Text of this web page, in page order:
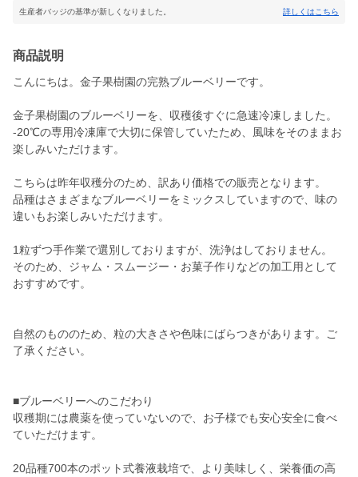
生産者バッジの基準が新しくなりました。 詳しくはこちら
商品説明
こんにちは。金子果樹園の完熟ブルーベリーです。
金子果樹園のブルーベリーを、収穫後すぐに急速冷凍しました。
-20℃の専用冷凍庫で大切に保管していたため、風味をそのままお
楽しみいただけます。
こちらは昨年収穫分のため、訳あり価格での販売となります。
品種はさまざまなブルーベリーをミックスしていますので、味の
違いもお楽しみいただけます。
1粒ずつ手作業で選別しておりますが、洗浄はしておりません。
そのため、ジャム・スムージー・お菓子作りなどの加工用として
おすすめです。
自然のもののため、粒の大きさや色味にばらつきがあります。ご
了承ください。
■ブルーベリーへのこだわり
収穫期には農薬を使っていないので、お子様でも安心安全に食べ
ていただけます。
20品種700本のポット式養液栽培で、より美味しく、栄養価の高